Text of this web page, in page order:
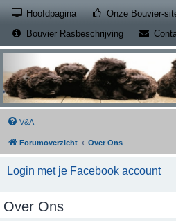
Hoofdpagina Onze Bouvier-
Bouvier Rasbeschrijving
V&A
Forumoverzicht Over Ons
Login met je Facebook account
Over Ons